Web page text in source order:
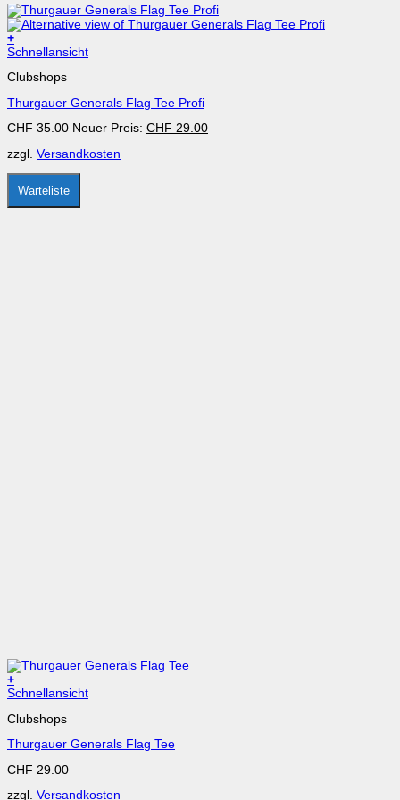
+
Dieses
weist
Varianten
Die
können
auf
der
Produktseite
gewählt
Schnellansicht
Clubshops
Thurgauer Generals Flag Tee Profi
CHF35.00 Ursprünglicher
war:
Neuer Preis: CHF 29.00Aktueller
zzgl. Versandkosten
Warteliste
+
Dieses
weist
Varianten
Die
Schnellansicht
Clubshops
Thurgauer Generals Flag Tee
CHF 29.00
zzgl. Versandkosten